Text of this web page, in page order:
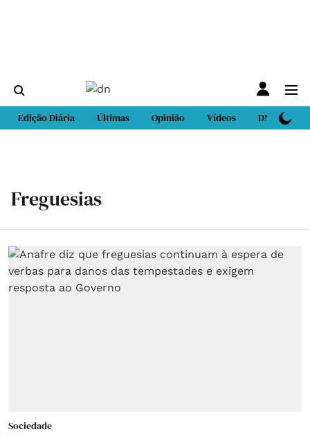
Edição Diária Últimas Opinião Vídeos DN Sport
Freguesias
Sociedade